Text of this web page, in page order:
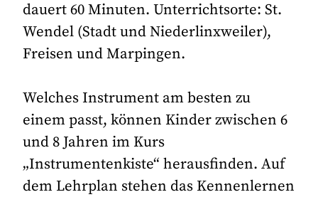
dauert 60 Minuten. Unterrichtsorte: St.
Wendel (Stadt und Niederlinxweiler),
Freisen und Marpingen.
Welches Instrument am besten zu
einem passt, können Kinder zwischen 6
und 8 Jahren im Kurs
„Instrumentenkiste“ herausfinden. Auf
dem Lehrplan stehen das Kennenlernen